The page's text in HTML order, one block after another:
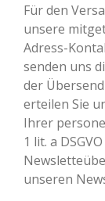
Für den
unsere
Adress-
senden uns
der
erteilen Sie
Ihrer
1 lit. a
unseren